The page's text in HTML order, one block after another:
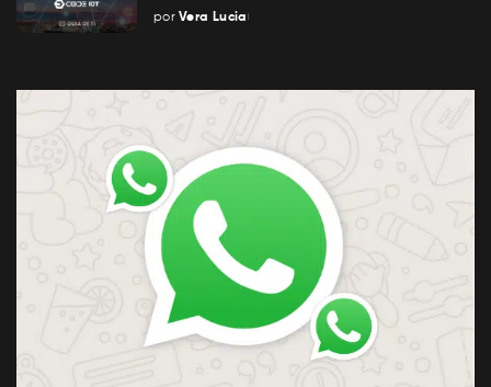
Posted
por Vera Lucia